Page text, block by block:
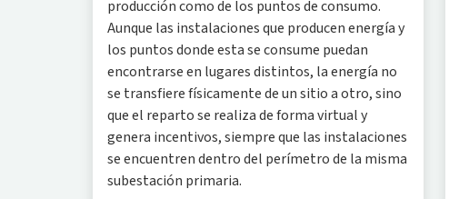
producción como de los puntos de consumo.
Aunque las instalaciones que producen energía y
los puntos donde esta se consume puedan
encontrarse en lugares distintos, la energía no
se transfiere físicamente de un sitio a otro, sino
que el reparto se realiza de forma virtual y
genera incentivos, siempre que las instalaciones
se encuentren dentro del perímetro de la misma
subestación primaria.